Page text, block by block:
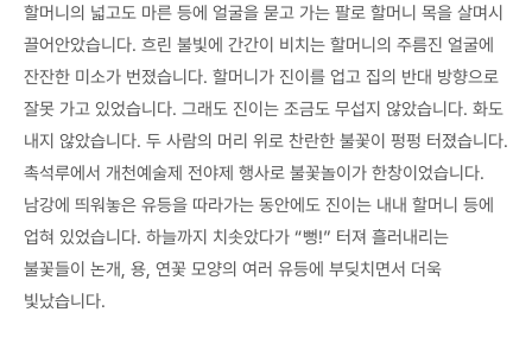
할머니의 넓고도 마른 등에 얼굴을 묻고 가는 팔로 할머니 목을 살며시
끌어안았습니다. 흐린 불빛에 간간이 비치는 할머니의 주름진 얼굴에
잔잔한 미소가 번졌습니다. 할머니가 진이를 업고 집의 반대 방향으로
잘못 가고 있었습니다. 그래도 진이는 조금도 무섭지 않았습니다. 화도
내지 않았습니다. 두 사람의 머리 위로 찬란한 불꽃이 펑펑 터졌습니다.
촉석루에서 개천예술제 전야제 행사로 불꽃놀이가 한창이었습니다.
남강에 띄워놓은 유등을 따라가는 동안에도 진이는 내내 할머니 등에
업혀 있었습니다. 하늘까지 치솟았다가 “뻥!” 터져 흘러내리는
불꽃들이 논개, 용, 연꽃 모양의 여러 유등에 부딪치면서 더욱
빛났습니다.